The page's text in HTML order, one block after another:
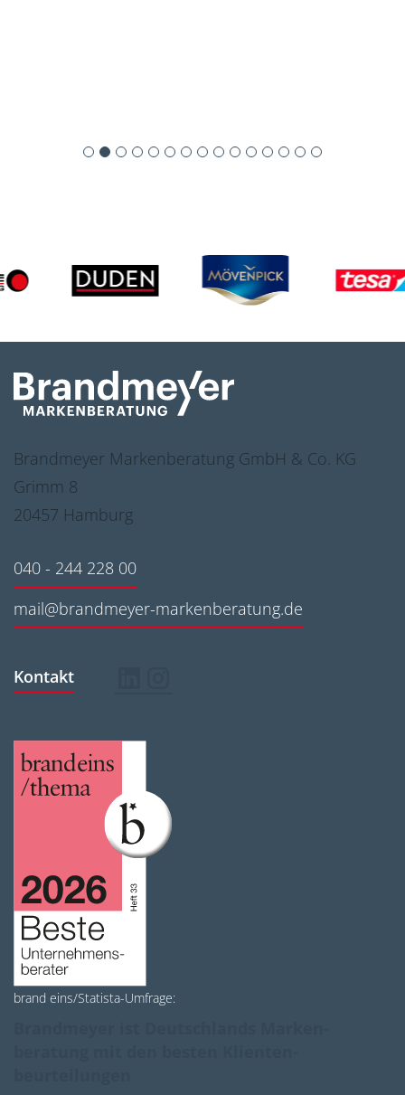
Brandmeyer Markenberatung GmbH & Co. KG
Grimm 8
20457 Hamburg
040 - 244 228 00
mail@brandmeyer-markenberatung.de
Kontakt
brand eins/Statista-Umfrage: